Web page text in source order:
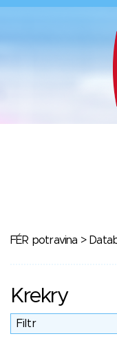
FÉR potravina >
Krekry